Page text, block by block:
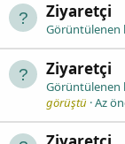
Ziyaretçi
Ziyaretçi
Görüntülenen
görüştü Az